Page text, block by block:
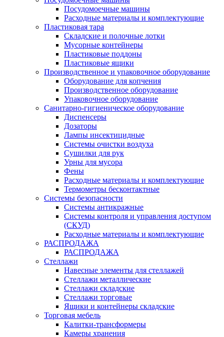
Посудомоечные машины
Расходные материалы и комплектующие
Пластиковая тара
Складские и полочные лотки
Мусорные контейнеры
Пластиковые поддоны
Пластиковые ящики
Производственное и упаковочное оборудование
Оборудование для копчения
Производственное оборудование
Упаковочное оборудование
Санитарно-гигиеническое оборудование
Диспенсеры
Дозаторы
Лампы инсектицидные
Системы очистки воздуха
Сушилки для рук
Урны для мусора
Фены
Расходные материалы и комплектующие
Термометры бесконтактные
Системы безопасности
Системы антикражные
Системы контроля и управления доступом
(СКУД)
Расходные материалы и комплектующие
РАСПРОДАЖА
РАСПРОДАЖА
Стеллажи
Навесные элементы для стеллажей
Стеллажи металлические
Стеллажи складские
Стеллажи торговые
Ящики и контейнеры складские
Торговая мебель
Калитки-трансформеры
Камеры хранения